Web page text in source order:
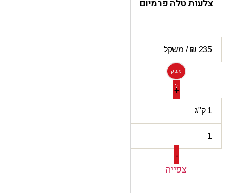
צלעות טלה פרמיום
משק
ל
+
-
צפייה